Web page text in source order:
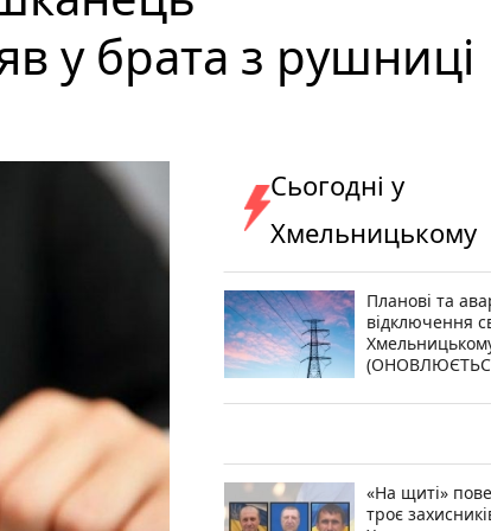
у брата з рушниці
Сьогодні у
Хмельницькому
Планові та
відключення
«На щиті»
троє